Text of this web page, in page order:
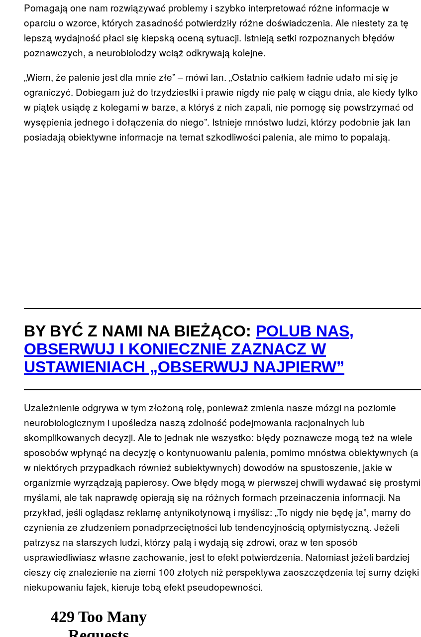
Pomagają one nam rozwiązywać problemy i szybko interpretować różne informacje w
oparciu o wzorce, których zasadność potwierdziły różne doświadczenia. Ale niestety za tę
lepszą wydajność płaci się kiepską oceną sytuacji. Istnieją setki rozpoznanych błędów
poznawczych, a neurobiolodzy wciąż odkrywają kolejne.
„Wiem, że palenie jest dla mnie złe” – mówi Ian. „Ostatnio całkiem ładnie udało mi się je
ograniczyć. Dobiegam już do trzydziestki i prawie nigdy nie palę w ciągu dnia, ale kiedy tylko
w piątek usiądę z kolegami w barze, a któryś z nich zapali, nie pomogę się powstrzymać od
wysępienia jednego i dołączenia do niego”. Istnieje mnóstwo ludzi, którzy podobnie jak Ian
posiadają obiektywne informacje na temat szkodliwości palenia, ale mimo to popalają.
BY BYĆ Z NAMI NA BIEŻĄCO: POLUB NAS,
OBSERWUJ I KONIECZNIE ZAZNACZ W
USTAWIENIACH „OBSERWUJ NAJPIERW”
Uzależnienie odgrywa w tym złożoną rolę, ponieważ zmienia nasze mózgi na poziomie
neurobiologicznym i upośledza naszą zdolność podejmowania racjonalnych lub
skomplikowanych decyzji. Ale to jednak nie wszystko: błędy poznawcze mogą też na wiele
sposobów wpłynąć na decyzję o kontynuowaniu palenia, pomimo mnóstwa obiektywnych (a
w niektórych przypadkach również subiektywnych) dowodów na spustoszenie, jakie w
organizmie wyrządzają papierosy. Owe błędy mogą w pierwszej chwili wydawać się prostymi
myślami, ale tak naprawdę opierają się na różnych formach przeinaczenia informacji. Na
przykład, jeśli oglądasz reklamę antynikotynową i myślisz: „To nigdy nie będę ja”, mamy do
czynienia ze złudzeniem ponadprzeciętności lub tendencyjnością optymistyczną. Jeżeli
patrzysz na starszych ludzi, którzy palą i wydają się zdrowi, oraz w ten sposób
usprawiedliwiasz własne zachowanie, jest to efekt potwierdzenia. Natomiast jeżeli bardziej
cieszy cię znalezienie na ziemi 100 złotych niż perspektywa zaoszczędzenia tej sumy dzięki
niekupowaniu fajek, kieruje tobą efekt pseudopewności.